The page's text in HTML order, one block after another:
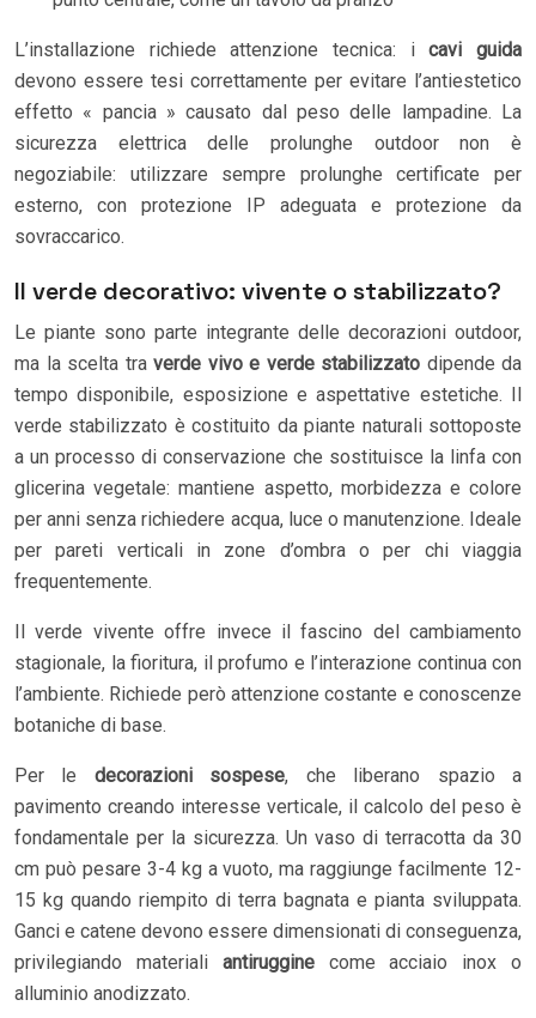
L’installazione richiede attenzione tecnica: icavi guida
devono essere tesi correttamente per evitare l’antiestetico
effetto « pancia » causato dal peso delle lampadine. La
sicurezza elettrica delle prolunghe outdoor non è
negoziabile: utilizzare sempre prolunghe certificate per
esterno, con protezione IP adeguata e protezione da
sovraccarico.
Il verde decorativo: vivente o stabilizzato?
Le piante sono parte integrante delle decorazioni outdoor,
ma la scelta tra verde vivo e verde stabilizzato dipende da
tempo disponibile, esposizione e aspettative estetiche. Il
verde stabilizzato è costituito da piante naturali sottoposte
a un processo di conservazione che sostituisce la linfa con
glicerina vegetale: mantiene aspetto, morbidezza e colore
per anni senza richiedere acqua, luce o manutenzione. Ideale
per pareti verticali in zone d’ombra o per chi viaggia
frequentemente.
Il verde vivente offre invece il fascino del cambiamento
stagionale, la fioritura, il profumo e l’interazione continua con
l’ambiente. Richiede però attenzione costante e conoscenze
botaniche di base.
Per le decorazioni sospese, che liberano spazio a
pavimento creando interesse verticale, il calcolo del peso è
fondamentale per la sicurezza. Un vaso di terracotta da 30
cm può pesare 3-4 kg a vuoto, ma raggiunge facilmente 12-
15 kg quando riempito di terra bagnata e pianta sviluppata.
Ganci e catene devono essere dimensionati di conseguenza,
privilegiando materiali antirugginecome acciaio inox o
alluminio anodizzato.